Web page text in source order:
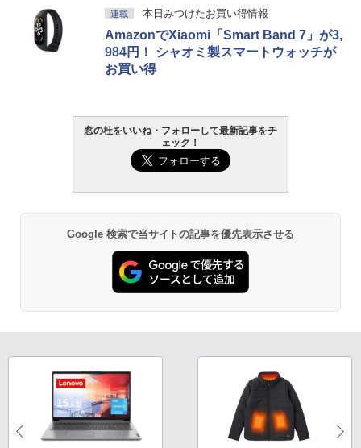
Amazon Kindle - 目に優しい、かさばら
ない、大きな画面で読みやすい、6週間持
続バッテリー、6インチディスプレイ電子
書籍リーダー、マッチャ、16GB、広告な
し
Kindle Paperwhite シグニチャーエディ
ション (32GB) 7インチディスプレイ、明
るさ自動調整、色調調節ライト、12週間
ブラック
Amazon Kindle Paperwhite (16GB) 7イ
ンチディスプレイ、色調調節ライト、12
週間持続バッテリー、広告なし、ブラッ
ク
Amazon Kindle Colorsoft | 16GBストレ
ージ、防水、7インチカラーディスプレ
イ、色調調節ライト、最大8週間持続バッ
テリー、広告無し、ブラック (2025年発
売)
連載 本日みつけたお買い得情報
AmazonでXiaomi「Smart Band 7」が3,
984円！ シャオミ製スマートウォッチが
お買い得
窓の杜をいいね・フォローして最新記事をチ
ェック！
Google 検索で当サイトの記事を優先表示させる